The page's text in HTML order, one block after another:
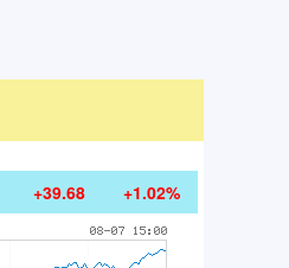
+39.68 +1.02%